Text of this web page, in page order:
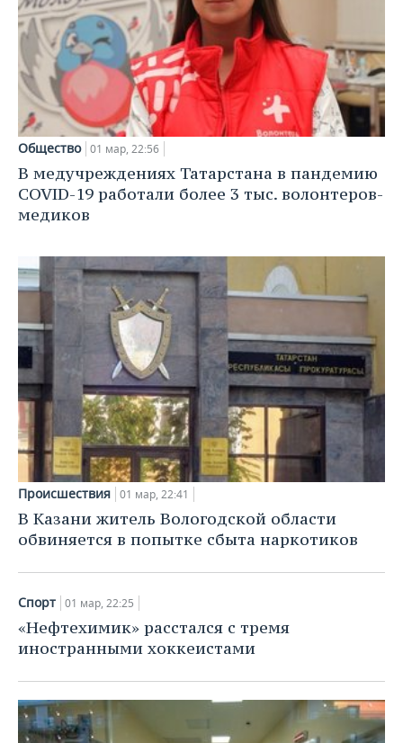
ХОККЕЙ С МЯЧОМ
ПРОИСШЕСТВИЯ
Общество 01 мар, 22:56
В медучреждениях Татарстана в пандемию
COVID-19 работали более 3 тыс. волонтеров-
медиков
Происшествия 01 мар, 22:41
В Казани житель Вологодской области
обвиняется в попытке сбыта наркотиков
Спорт 01 мар, 22:25
«Нефтехимик» расстался с тремя
иностранными хоккеистами